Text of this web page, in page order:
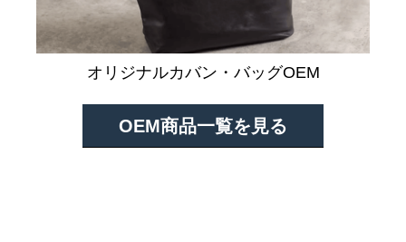
オリジナルカバン・バッグOEM
OEM商品一覧を見る